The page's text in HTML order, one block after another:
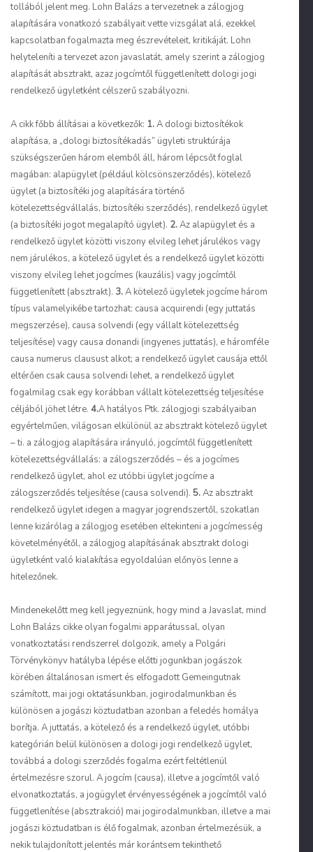
tollából jelent meg. Lohn Balázs a tervezetnek a zálogjog
alapítására vonatkozó szabályait vette vizsgálat alá, ezekkel
kapcsolatban fogalmazta meg észrevételeit, kritikáját. Lohn
helyteleníti a tervezet azon javaslatát, amely szerint a zálogjog
alapítását absztrakt, azaz jogcímtől függetlenített dologi jogi
rendelkező ügyletként célszerű szabályozni.
A cikk főbb állításai a következők: 1.A dologi biztosítékok
alapítása, a „dologi biztosítékadás” ügyleti struktúrája
szükségszerűen három elemből áll, három lépcsőt foglal
magában: alapügylet (például kölcsönszerződés), kötelező
ügylet (a biztosítéki jog alapítására történő
kötelezettségvállalás, biztosítéki szerződés), rendelkező ügylet
(a biztosítéki jogot megalapító ügylet). 2.Az alapügylet és a
rendelkező ügylet közötti viszony elvileg lehet járulékos vagy
nem járulékos, a kötelező ügylet és a rendelkező ügylet közötti
viszony elvileg lehet jogcímes (kauzális) vagy jogcímtől
függetlenített (absztrakt). 3.A kötelező ügyletek jogcíme három
típus valamelyikébe tartozhat: causa acquirendi (egy juttatás
megszerzése), causa solvendi (egy vállalt kötelezettség
teljesítése) vagy causa donandi (ingyenes juttatás), e háromféle
causa numerus clausust alkot; a rendelkező ügylet causája ettől
eltérően csak causa solvendi lehet, a rendelkező ügylet
fogalmilag csak egy korábban vállalt kötelezettség teljesítése
céljából jöhet létre. 4.A hatályos Ptk. zálogjogi szabályaiban
egyértelműen, világosan elkülönül az absztrakt kötelező ügylet
– ti. a zálogjog alapítására irányuló, jogcímtől függetlenített
kötelezettségvállalás: a zálogszerződés – és a jogcímes
rendelkező ügylet, ahol ez utóbbi ügylet jogcíme a
zálogszerződés teljesítése (causa solvendi). 5.Az absztrakt
rendelkező ügylet idegen a magyar jogrendszertől, szokatlan
lenne kizárólag a zálogjog esetében eltekinteni a jogcímesség
követelményétől, a zálogjog alapításának absztrakt dologi
ügyletként való kialakítása egyoldalúan előnyös lenne a
hitelezőnek.
Mindenekelőtt meg kell jegyeznünk, hogy mind a Javaslat, mind
Lohn Balázs cikke olyan fogalmi apparátussal, olyan
vonatkoztatási rendszerrel dolgozik, amely a Polgári
Törvénykönyv hatályba lépése előtti jogunkban jogászok
körében általánosan ismert és elfogadott Gemeingutnak
számított, mai jogi oktatásunkban, jogirodalmunkban és
különösen a jogászi köztudatban azonban a feledés homálya
borítja. A juttatás, a kötelező és a rendelkező ügylet, utóbbi
kategórián belül különösen a dologi jogi rendelkező ügylet,
továbbá a dologi szerződés fogalma ezért feltétlenül
értelmezésre szorul. A jogcím (causa), illetve a jogcímtől való
elvonatkoztatás, a jogügylet érvényességének a jogcímtől való
függetlenítése (absztrakció) mai jogirodalmunkban, illetve a mai
jogászi köztudatban is élő fogalmak, azonban értelmezésük, a
nekik tulajdonított jelentés már korántsem tekinthető